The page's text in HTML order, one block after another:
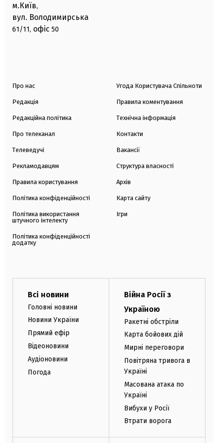
м.Київ,
вул. Володимирська
61/11, офіс 50
Про нас
Редакція
Редакційна політика
Про телеканал
Телеведучі
Рекламодавцям
Правила користування
Політика конфіденційності
Політика використання
штучного інтелекту
Політика конфіденційності
додатку
Угода Користувача Спільноти
Правила коментування
Технічна інформація
Контакти
Вакансії
Структура власності
Архів
Карта сайту
Ігри
Всі новини
Головні новини
Новини України
Прямий ефір
Відеоновини
Аудіоновини
Погода
Війна Росії з
Україною
Ракетні обстріли
Карта бойових дій
Мирні переговори
Повітряна тривога в
Україні
Масована атака по
Україні
Вибухи у Росії
Втрати ворога